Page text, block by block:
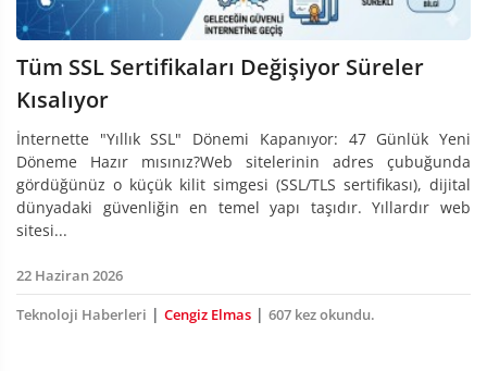
Tüm SSL Sertifikaları Değişiyor Süreler
Kısalıyor
İnternette "Yıllık SSL" Dönemi Kapanıyor: 47 Günlük Yeni
Döneme Hazır mısınız?Web sitelerinin adres çubuğunda
gördüğünüz o küçük kilit simgesi (SSL/TLS sertifikası), dijital
dünyadaki güvenliğin en temel yapı taşıdır. Yıllardır web
sitesi...
22 Haziran 2026
Teknoloji Haberleri | Cengiz Elmas | 607 kez okundu.